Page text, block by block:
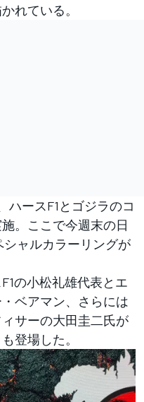
れている。
ースF1とゴジラのコ
。ここで今週末の日
シャルカラーリングが
の小松礼雄代表とエ
ベアマン、さらには
サーの大田圭二氏が
登場した。